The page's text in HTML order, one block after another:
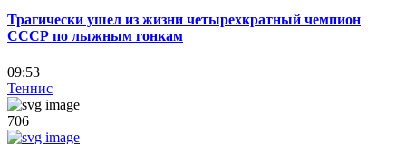
Трагически ушел из жизни четырехкратный чемпион
СССР по лыжным гонкам
09:53
Теннис
706